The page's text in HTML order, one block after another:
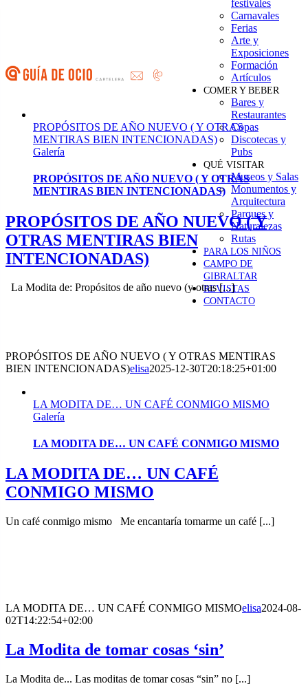
festivales
Carnavales
Ferias
Arte y
Exposiciones
Formación
Artículos
COMER Y BEBER
Bares y
Restaurantes
Copas
Discotecas y
Pubs
QUÉ VISITAR
Museos y Salas
Monumentos y
Arquitectura
Parques y
Naturalezas
Rutas
PARA LOS NIÑOS
CAMPO DE
GIBRALTAR
REVISTAS
CONTACTO
PROPÓSITOS DE AÑO NUEVO ( Y OTRAS
MENTIRAS BIEN INTENCIONADAS)
Galería
PROPÓSITOS DE AÑO NUEVO ( Y OTRAS
MENTIRAS BIEN INTENCIONADAS)
PROPÓSITOS DE AÑO NUEVO ( Y
OTRAS MENTIRAS BIEN
INTENCIONADAS)
La Modita de: Propósitos de año nuevo (y otras [...]
PROPÓSITOS DE AÑO NUEVO ( Y OTRAS MENTIRAS
BIEN INTENCIONADAS)elisa2025-12-30T20:18:25+01:00
LA MODITA DE… UN CAFÉ CONMIGO MISMO
Galería
LA MODITA DE… UN CAFÉ CONMIGO MISMO
LA MODITA DE… UN CAFÉ
CONMIGO MISMO
Un café conmigo mismo Me encantaría tomarme un café [...]
LA MODITA DE… UN CAFÉ CONMIGO MISMOelisa2024-08-
02T14:22:54+02:00
La Modita de tomar cosas ‘sin’
La Modita de... Las moditas de tomar cosas “sin” no [...]